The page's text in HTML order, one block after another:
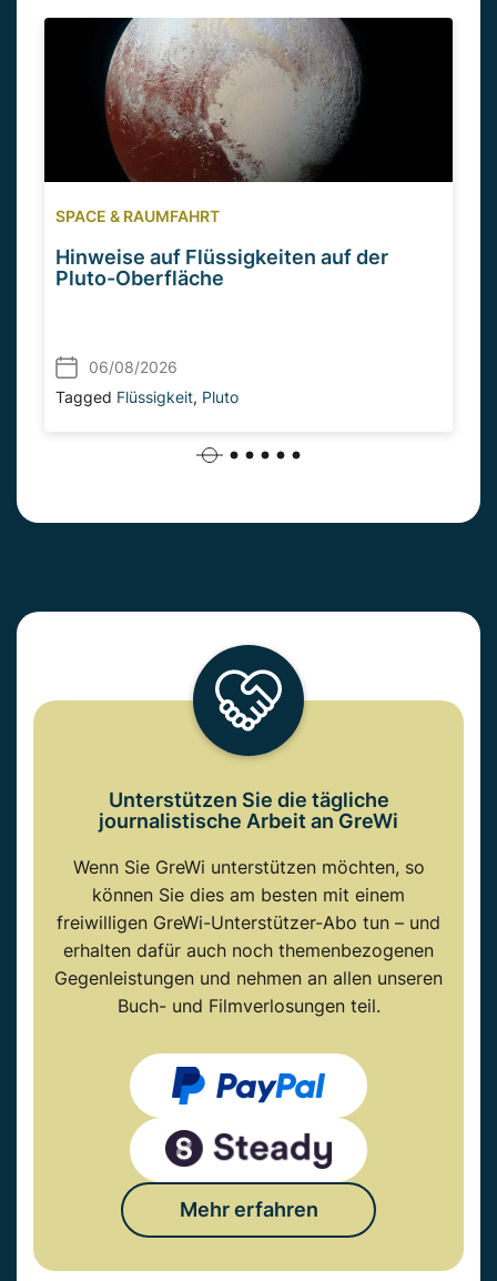
SPACE & RAUMFAHRT
Hinweise auf Flüssigkeiten auf der
Pluto-Oberfläche
06/08/2026
Tagged Flüssigkeit, Pluto
Unterstützen Sie die tägliche
journalistische Arbeit an GreWi
Wenn Sie GreWi unterstützen möchten, so
können Sie dies am besten mit einem
freiwilligen GreWi-Unterstützer-Abo tun – und
erhalten dafür auch noch themenbezogenen
Gegenleistungen und nehmen an allen unseren
Buch- und Filmverlosungen teil.
Mehr erfahren